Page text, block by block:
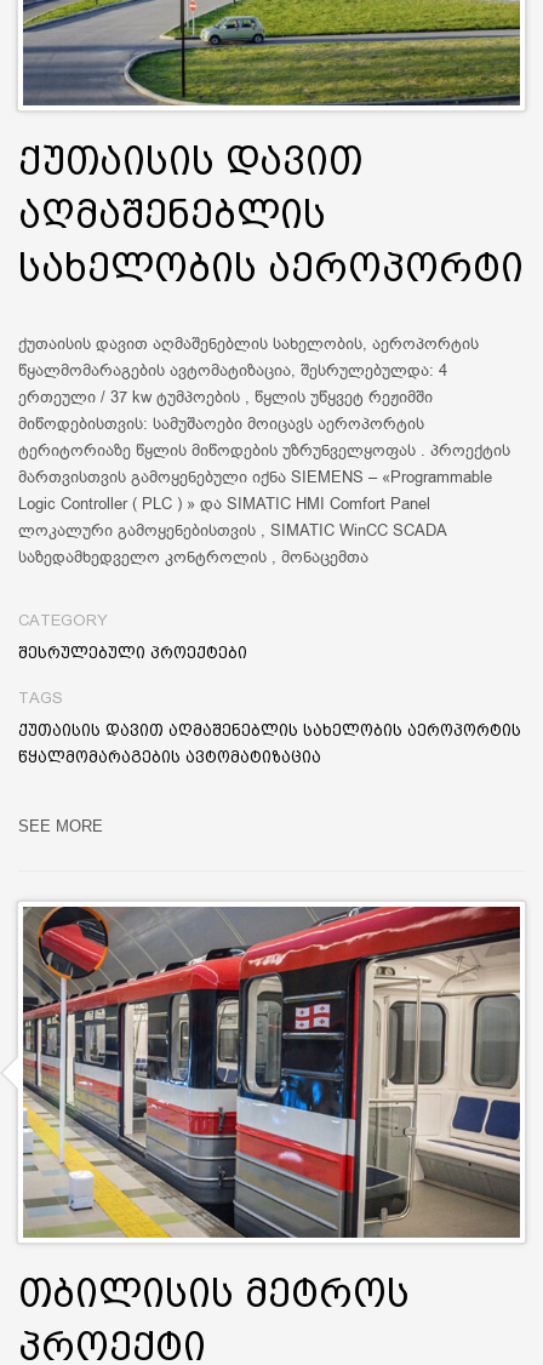
ქუთაისის დავით
აღმაშენებლის
სახელობის აეროპორტი
ქუთაისის დავით აღმაშენებლის სახელობის, აეროპორტის
წყალმომარაგების ავტომატიზაცია, შესრულებულდა: 4
ერთეული / 37 kw ტუმპოების , წყლის უწყვეტ რეჟიმში
მიწოდებისთვის: სამუშაოები მოიცავს აეროპორტის
ტერიტორიაზე წყლის მიწოდების უზრუნველყოფას . პროექტის
მართვისთვის გამოყენებული იქნა SIEMENS – «Programmable
Logic Controller ( PLC ) » და SIMATIC HMI Comfort Panel
ლოკალური გამოყენებისთვის , SIMATIC WinCC SCADA
საზედამხედველო კონტროლის , მონაცემთა
CATEGORY
შესრულებული პროექტები
TAGS
ქუთაისის დავით აღმაშენებლის სახელობის აეროპორტის
წყალმომარაგების ავტომატიზაცია
SEE MORE
თბილისის მეტროს
პროექტი